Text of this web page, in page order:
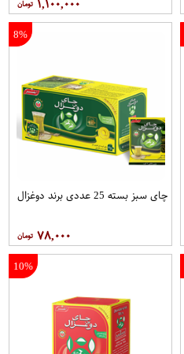
8%
چای سبز بسته 25 عددی برند دوغزال
۷۸,۰۰۰
10%